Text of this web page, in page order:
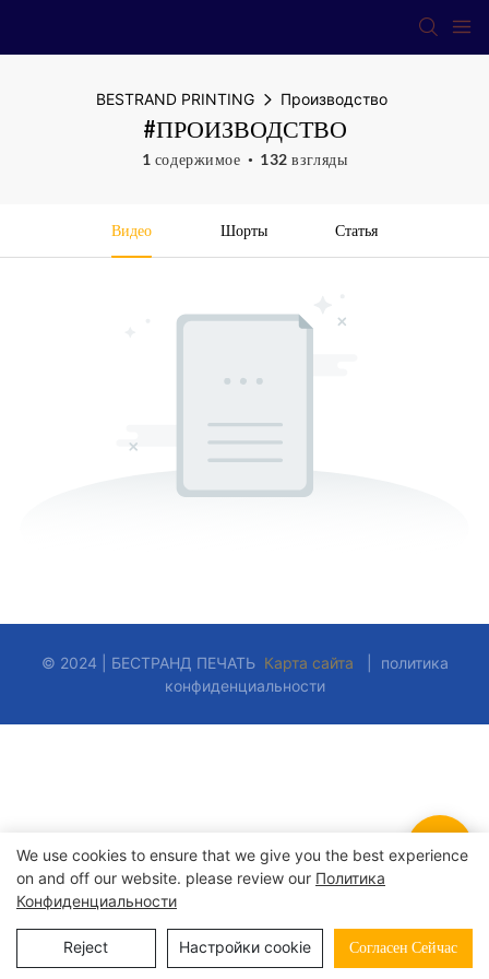
BESTRAND PRINTING Производство
#ПРОИЗВОДСТВО
1 содержимое 132 взгляды
Видео Шорты Статья
© 2024 | БЕСТРАНД ПЕЧАТЬ Карта сайта
политика
конфиденциальности
We use cookies to ensure that we give you the best experience
on and off our website. please review our Политика
Конфиденциальности
Reject Настройки cookie Согласен Сейчас